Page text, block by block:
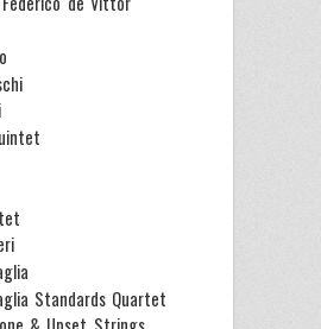
Standards Quartet